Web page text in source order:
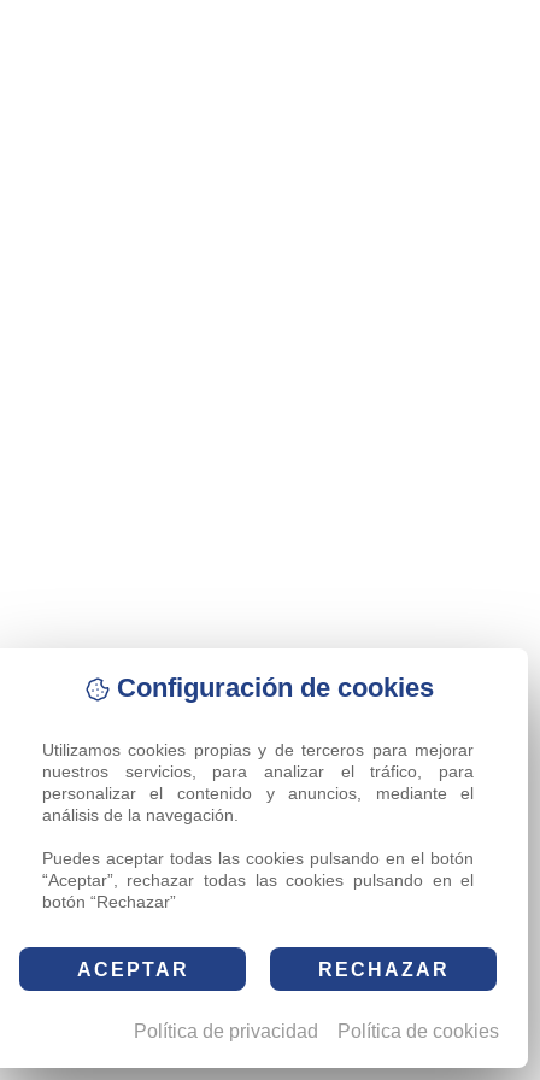
Configuración de cookies
Utilizamos cookies propias y de terceros para mejorar
nuestros servicios, para analizar el tráfico, para
personalizar el contenido y anuncios, mediante el
análisis de la navegación.
Puedes aceptar todas las cookies pulsando en el botón
“Aceptar”, rechazar todas las cookies pulsando en el
botón “Rechazar”
ACEPTAR RECHAZAR
Política de privacidad Política de cookies